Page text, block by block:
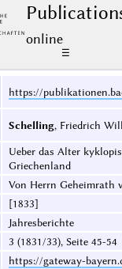
online
☰
https://
Schelling, Friedrich
Ueber das Alter
Griechenland
Von Herrn Geheimrath
[1833]
Jahresberichte
3 (1831/33), Seite 45-54
https://gateway-